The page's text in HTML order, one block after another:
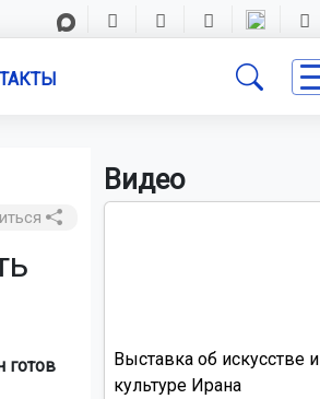
готов
Видео
Выставка об искусстве и
культуре Ирана